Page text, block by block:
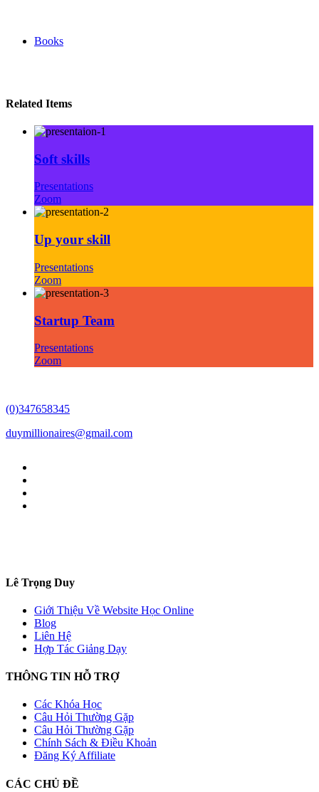
Books
Related Items
Soft skills
Presentations
Zoom
Up your skill
Presentations
Zoom
Startup Team
Presentations
Zoom
(0)347658345
duymillionaires@gmail.com
Lê Trọng Duy
Giới Thiệu Về Website Học Online
Blog
Liên Hệ
Hợp Tác Giảng Dạy
THÔNG TIN HỖ TRỢ
Các Khóa Học
Câu Hỏi Thường Gặp
Câu Hỏi Thường Gặp
Chính Sách & Điều Khoản
Đăng Ký Affiliate
CÁC CHỦ ĐỀ